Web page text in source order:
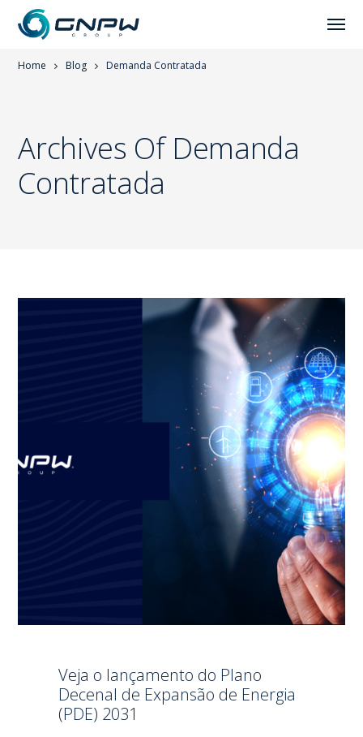
Home Blog Demanda Contratada
Archives Of Demanda
Contratada
Veja o lançamento do Plano
Decenal de Expansão de Energia
(PDE) 2031